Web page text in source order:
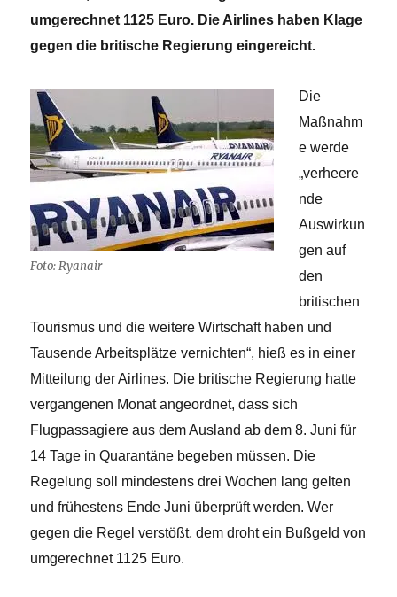
umgerechnet 1125 Euro. Die Airlines haben Klage
gegen die britische Regierung eingereicht.
Foto: Ryanair
Die
Maßnahm
e werde
„verheere
nde
Auswirkun
gen auf
den
britischen
Tourismus und die weitere Wirtschaft haben und
Tausende Arbeitsplätze vernichten“, hieß es in einer
Mitteilung der Airlines. Die britische Regierung hatte
vergangenen Monat angeordnet, dass sich
Flugpassagiere aus dem Ausland ab dem 8. Juni für
14 Tage in Quarantäne begeben müssen. Die
Regelung soll mindestens drei Wochen lang gelten
und frühestens Ende Juni überprüft werden. Wer
gegen die Regel verstößt, dem droht ein Bußgeld von
umgerechnet 1125 Euro.